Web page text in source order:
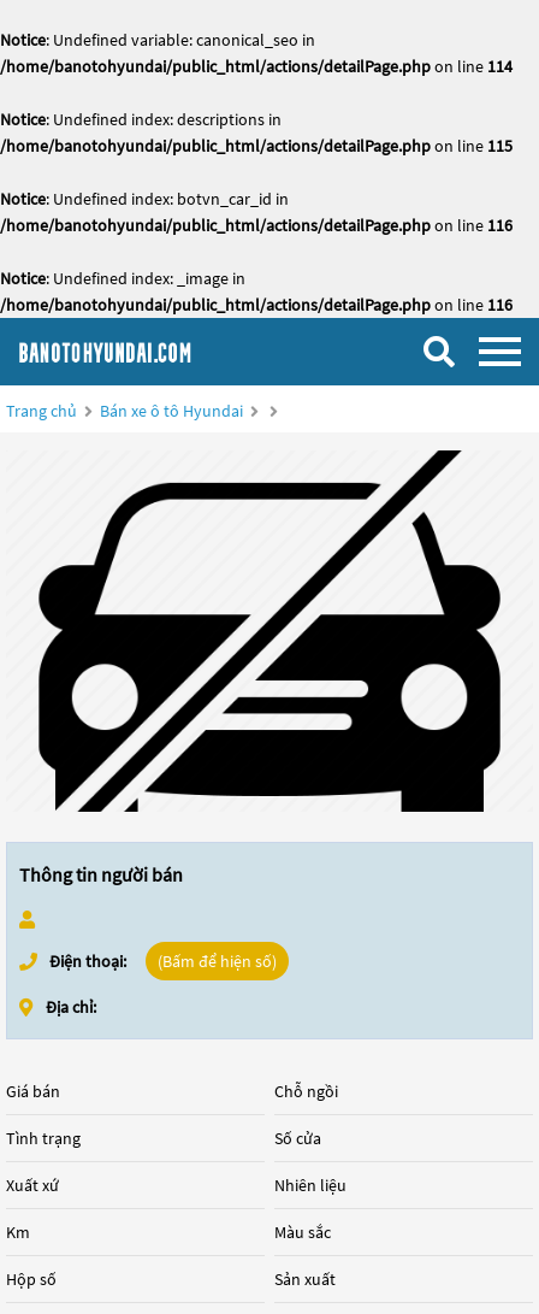
Notice: Undefined variable: canonical_seo in
/home/banotohyundai/public_html/actions/detailPage.phpon line 114
Notice: Undefined index: descriptions in
/home/banotohyundai/public_html/actions/detailPage.phpon line 115
Notice: Undefined index: botvn_car_id in
/home/banotohyundai/public_html/actions/detailPage.phpon line 116
Notice: Undefined index: _image in
/home/banotohyundai/public_html/actions/detailPage.phpon line 116
Trang chủ Bán xe ô tô Hyundai
Thông tin người bán
Điện thoại: (Bấm để hiện số)
Địa chỉ:
Giá bán
Tình trạng
Xuất xứ
Km
Hộp số
Chỗ ngồi
Số cửa
Nhiên liệu
Màu sắc
Sản xuất